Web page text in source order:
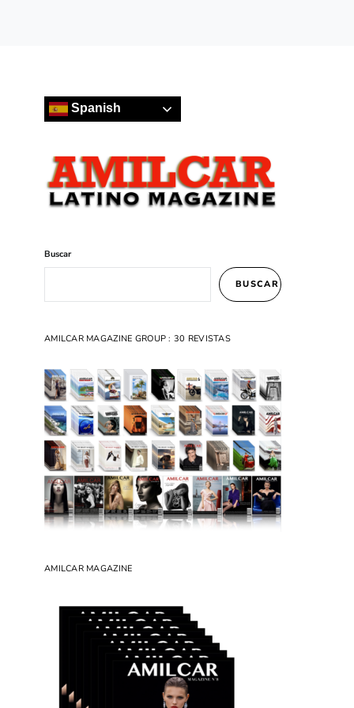
Spanish
Buscar
BUSCAR
AMILCAR MAGAZINE GROUP : 30 REVISTAS
AMILCAR MAGAZINE